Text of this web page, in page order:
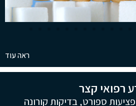
ראה עוד
רפואי קצר
ספורט, בדיקות קורונה